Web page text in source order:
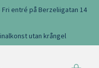
Fri entré på Berzeliigatan 14
utan krångel